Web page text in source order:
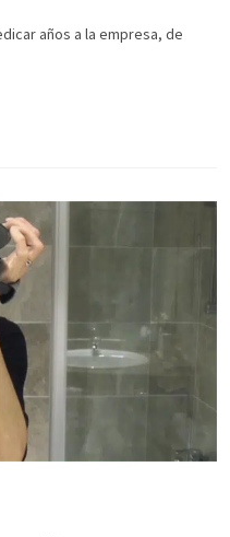
años a la empresa, de